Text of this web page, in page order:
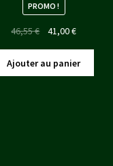
PROMO !
46,55€
Le
initial
était :
41,00€Le
actuel
est :
Ajouter au panier